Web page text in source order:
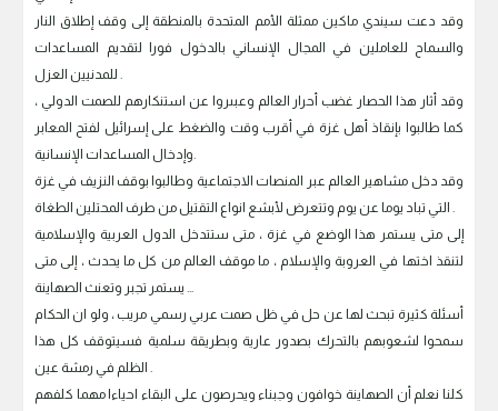
وقد دعت سيندي ماكين ممثلة الأمم المتحدة بالمنطقة إلى وقف إطلاق النار
والسماح للعاملين في المجال الإنساني بالدخول فورا لتقديم المساعدات
للمدنيين العزل .
وقد أثار هذا الحصار غضب أحرار العالم وعبىروا عن استنكارهم للصمت الدولي ،
كما طالبوا بإنقاذ أهل غزة في أقرب وقت والضغط على إسرائيل لفتح المعابر
وإدخال المساعدات الإنسانية.
وقد دخل مشاهير العالم عبر المنصات الاجتماعية وطالبوا بوقف النزيف في غزة
التي تباد يوما عن يوم وتتعرض لأبشع انواع التقتيل من طرف المحتلين الطغاة .
إلى متى يستمر هذا الوضع في غزة ، متى ستتدخل الدول العربية والإسلامية
لتنقذ اختها في العروبة والإسلام ، ما موقف العالم من كل ما يحدث ، إلى متى
يستمر تجبر وتعنث الصهاينة ...
أسئلة كثيرة تبحث لها عن حل في ظل صمت عربي رسمي مريب ، ولو ان الحكام
سمحوا لشعوبهم بالتحرك بصدور عارية وبطريقة سلمية فسيتوقف كل هذا
الظلم في رمشة عين .
كلنا نعلم أن الصهاينة خوافون وجبناء ويحرصون على البقاء احياءا مهما كلفهم